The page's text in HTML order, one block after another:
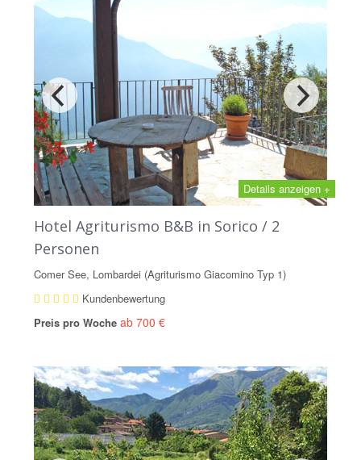
Details anzeigen +
Hotel Agriturismo B&B in Sorico / 2
Personen
Comer See, Lombardei (Agriturismo Giacomino Typ 1)
Kundenbewertung
Preis pro Woche ab 700 €